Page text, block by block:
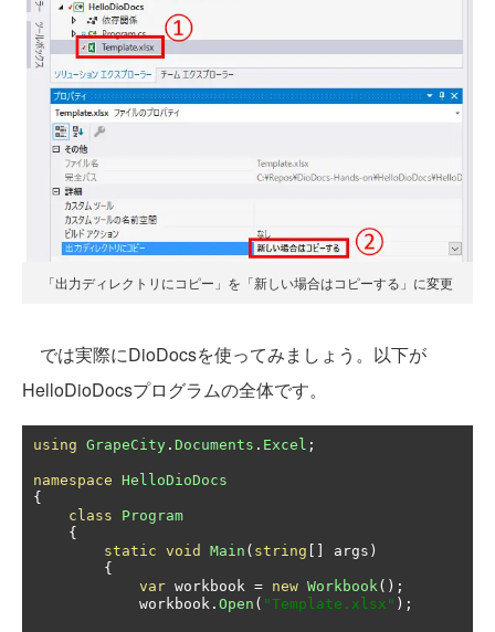
「出力ディレクトリにコピー」を「新しい場合はコピーする」に変更
では実際にDioDocsを使ってみましょう。以下が
HelloDioDocsプログラムの全体です。
using GrapeCity . Documents . Excel ;
namespace HelloDioDocs
{
class
Program
{
static void Main ( string args )
{
var workbook = new Workbook();
            workbook
. Open ( "Template.xlsx" );